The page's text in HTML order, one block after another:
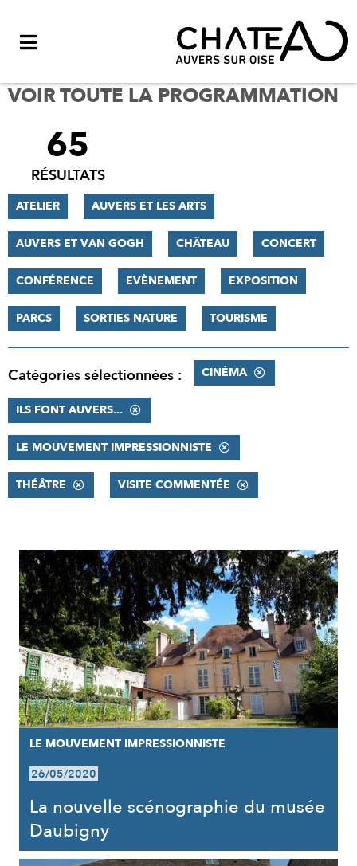
VOIR TOUTE LA PROGRAMMATION
FILTRER
RÉSULTATS
65
RÉSULTATS
ATELIER AUVERS ET LES ARTS
AUVERS ET VAN GOGH CHÂTEAU CONCERT
CONFÉRENCE EVÈNEMENT EXPOSITION
PARCS SORTIES NATURE TOURISME
Catégories sélectionnées : CINÉMA
ILS FONT AUVERS...
LE MOUVEMENT IMPRESSIONNISTE
THÉÂTRE VISITE COMMENTÉE
RÉSULTATS
LE MOUVEMENT IMPRESSIONNISTE
26/05/2020
La nouvelle scénographie du musée
Daubigny